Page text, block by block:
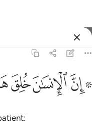
ﱪ ﱫﱬﱭ